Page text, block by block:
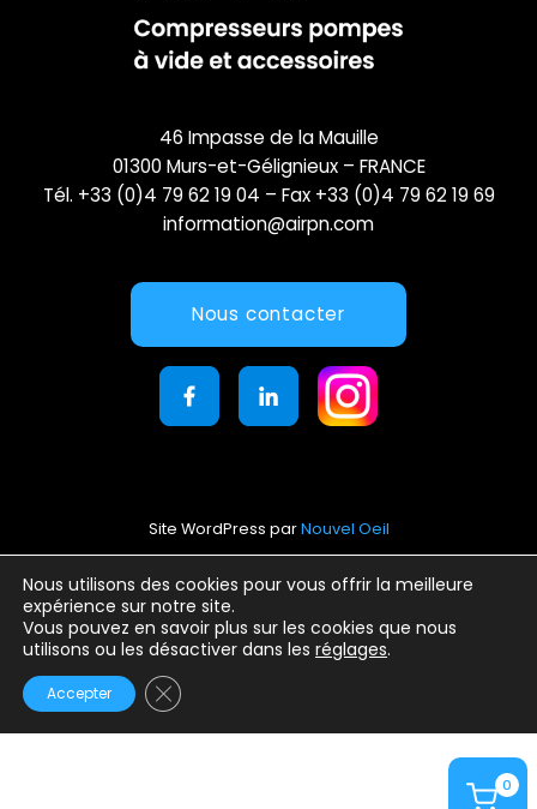
0
Nous utilisons des cookies pour vous offrir la meilleure
expérience sur notre site.
Vous pouvez en savoir plus sur les cookies que nous
utilisons ou les désactiver dans les réglages.
Accepter Fermer la bannière des cookies GDPR
46 Impasse de la Mauille
01300 Murs-et-Gélignieux – FRANCE
Tél. +33 (0)4 79 62 19 04 – Fax +33 (0)4 79 62 19 69
information@airpn.com
Nous contacter
Site WordPress parNouvel Oeil
Mentions légales
Conditions générales d’utilisation
Politique de confidentialité